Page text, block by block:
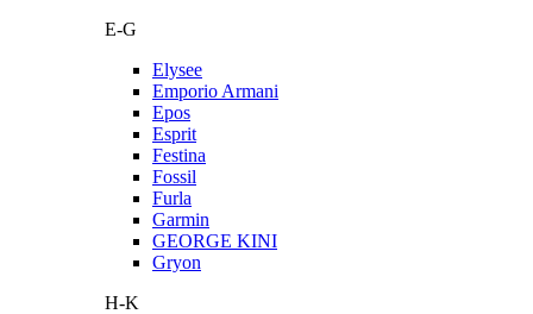
E-G
Elysee
Emporio Armani
Epos
Esprit
Festina
Fossil
Furla
Garmin
GEORGE KINI
Gryon
H-K